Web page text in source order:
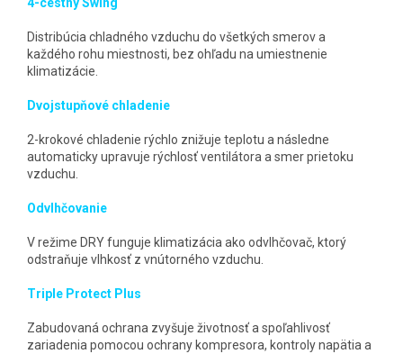
Distribúcia chladného vzduchu do všetkých smerov a
každého rohu miestnosti, bez ohľadu na umiestnenie
klimatizácie.
Dvojstupňové chladenie
2-krokové chladenie rýchlo znižuje teplotu a následne
automaticky upravuje rýchlosť ventilátora a smer prietoku
vzduchu.
Odvlhčovanie
V režime DRY funguje klimatizácia ako odvlhčovač, ktorý
odstraňuje vlhkosť z vnútorného vzduchu.
Triple Protect Plus
Zabudovaná ochrana zvyšuje životnosť a spoľahlivosť
zariadenia pomocou ochrany kompresora, kontroly napätia a